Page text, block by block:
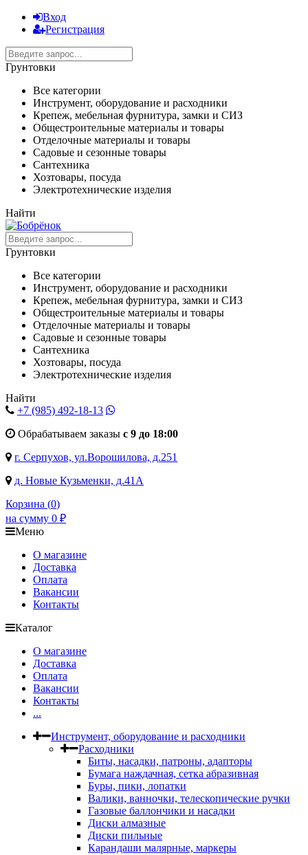
Вход
Регистрация
Грунтовки
Все категории
Инструмент, оборудование и расходники
Крепеж, мебельная фурнитура, замки и СИЗ
Общестроительные материалы и товары
Отделочные материалы и товары
Садовые и сезонные товары
Сантехника
Хозтовары, посуда
Электротехнические изделия
Найти
Грунтовки
Все категории
Инструмент, оборудование и расходники
Крепеж, мебельная фурнитура, замки и СИЗ
Общестроительные материалы и товары
Отделочные материалы и товары
Садовые и сезонные товары
Сантехника
Хозтовары, посуда
Электротехнические изделия
Найти
+7 (985) 492-18-13
Обрабатываем заказы с 9 до 18:00
г. Серпухов, ул.Ворошилова, д.251
д. Новые Кузьменки, д.41А
Корзина (0)
на сумму 0 ₽
Меню
О магазине
Доставка
Оплата
Вакансии
Контакты
Каталог
О магазине
Доставка
Оплата
Вакансии
Контакты
...
Инструмент, оборудование и расходники
Расходники
Биты, насадки, патроны, адапторы
Бумага наждачная, сетка абразивная
Буры, пики, лопатки
Валики, ванночки, телескопические ручки
Газовые баллончики и насадки
Диски алмазные
Диски пильные
Карандаши малярные, маркеры